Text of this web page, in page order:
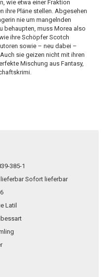
wie etwa einer Fraktion
ihre Pläne stellen. Abgesehen
nie um mangelnden
behaupten, muss Morea also
ihre Schöpfer Scotch
sowie – neu dabei –
sie geizen nicht mit ihren
Mischung aus Fantasy,
385-1
Sofort lieferbar
Latil